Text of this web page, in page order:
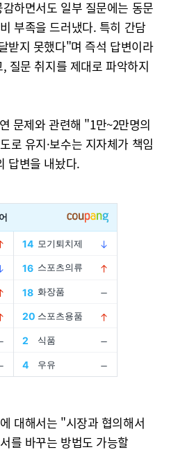
하면서도 일부 질문에는 동문
부족을 드러냈다. 특히 간담
받지 못했다"며 즉석 답변이라
질문 취지를 제대로 파악하지
문제와 관련해 "1만~2만명의
로 유지·보수는 지자체가 책임
답변을 내놨다.
대해서는 "시장과 협의해서
를 바꾸는 방법도 가능할